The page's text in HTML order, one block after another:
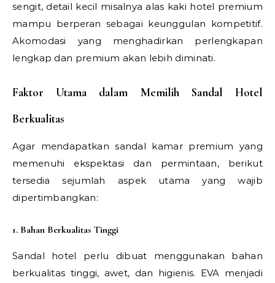
sengit, detail kecil misalnya alas kaki hotel premium
mampu berperan sebagai keunggulan kompetitif.
Akomodasi yang menghadirkan perlengkapan
lengkap dan premium akan lebih diminati.
Faktor Utama dalam Memilih Sandal Hotel
Berkualitas
Agar mendapatkan sandal kamar premium yang
memenuhi ekspektasi dan permintaan, berikut
tersedia sejumlah aspek utama yang wajib
dipertimbangkan:
1. Bahan Berkualitas Tinggi
Sandal hotel perlu dibuat menggunakan bahan
berkualitas tinggi, awet, dan higienis. EVA menjadi